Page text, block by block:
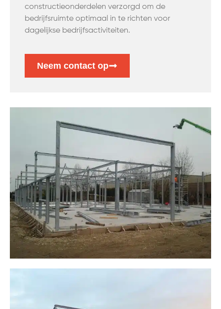
constructieonderdelen verzorgd om de
bedrijfsruimte optimaal in te richten voor
dagelijkse bedrijfsactiviteiten.
Neem contact op